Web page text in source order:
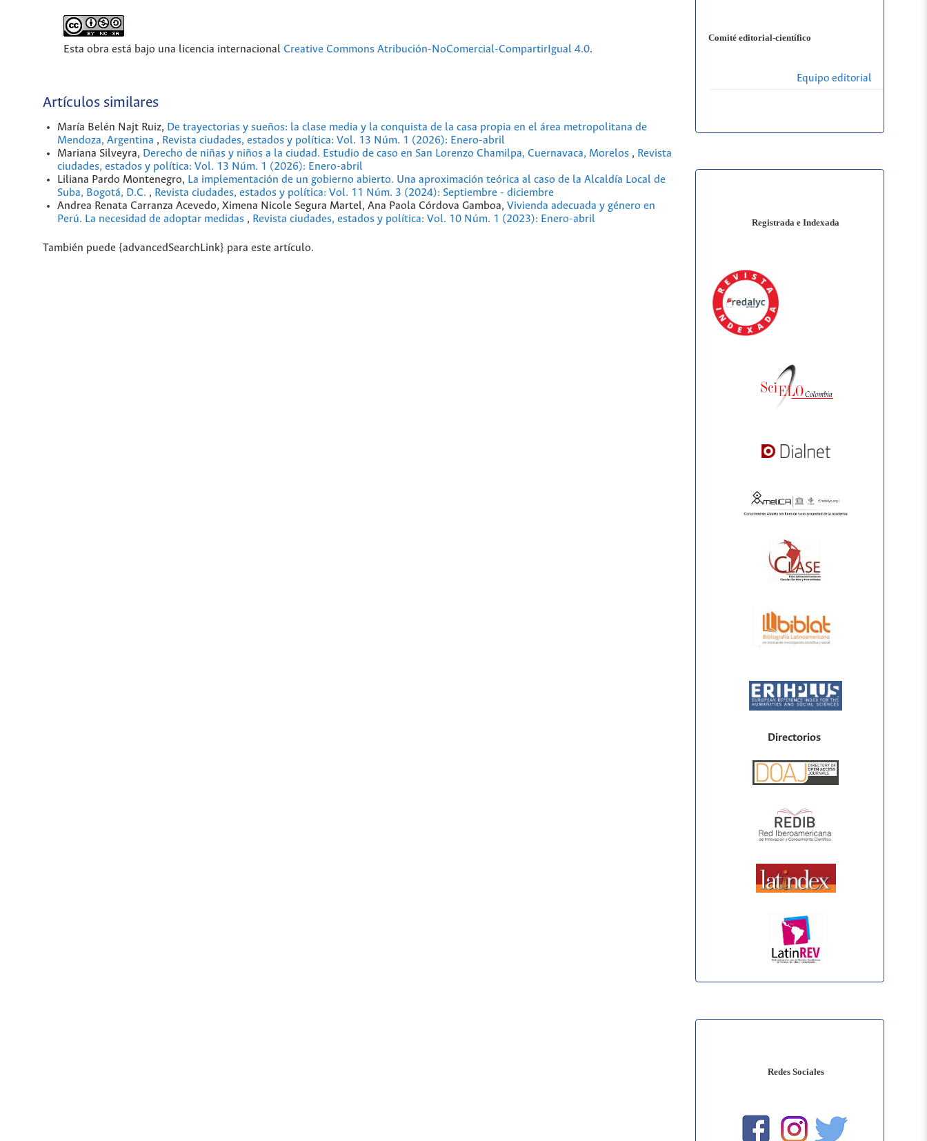
Esta obra está bajo una licencia internacional Creative Commons Atribución-NoComercial-CompartirIgual 4.0.
Artículos similares
María Belén Najt Ruiz, De trayectorias y sueños: la clase media y la conquista de la casa propia en el área metropolitana de
Mendoza, Argentina , Revista ciudades, estados y política: Vol. 13 Núm. 1 (2026): Enero-abril
Mariana Silveyra, Derecho de niñas y niños a la ciudad. Estudio de caso en San Lorenzo Chamilpa, Cuernavaca, Morelos , Revista
ciudades, estados y política: Vol. 13 Núm. 1 (2026): Enero-abril
Liliana Pardo Montenegro, La implementación de un gobierno abierto. Una aproximación teórica al caso de la Alcaldía Local de
Suba, Bogotá, D.C. , Revista ciudades, estados y política: Vol. 11 Núm. 3 (2024): Septiembre - diciembre
Andrea Renata Carranza Acevedo, Ximena Nicole Segura Martel, Ana Paola Córdova Gamboa, Vivienda adecuada y género en
Perú. La necesidad de adoptar medidas , Revista ciudades, estados y política: Vol. 10 Núm. 1 (2023): Enero-abril
También puede {advancedSearchLink} para este artículo.
Comité editorial-científico
Equipo editorial
Registrada e Indexada
Directorios
Redes Sociales